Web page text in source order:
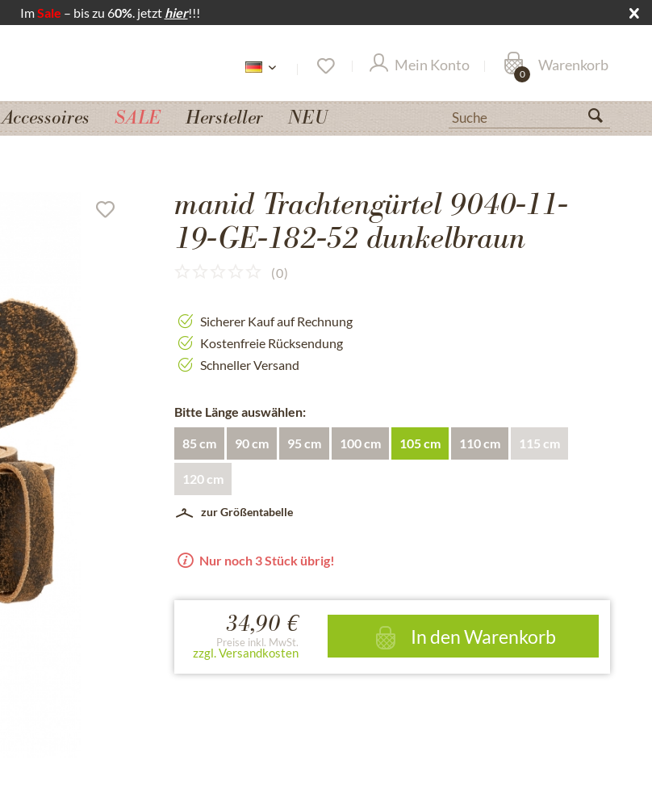
ImSale – bis zu 60%. jetzt hier!!!
Mein Konto Warenkorb
0
Accessoires SALE Hersteller NEU
manid Trachtengürtel 9040-11-
19-GE-182-52 dunkelbraun
(0)
Sicherer Kauf auf Rechnung
Kostenfreie Rücksendung
Schneller Versand
Bitte Länge auswählen:
85 cm 90 cm 95 cm 100 cm 105 cm 110 cm 115 cm
120 cm
zur Größentabelle
Nur noch 3 Stück übrig!
34,90 €
Preise inkl. MwSt.
zzgl. Versandkosten
In denWarenkorb